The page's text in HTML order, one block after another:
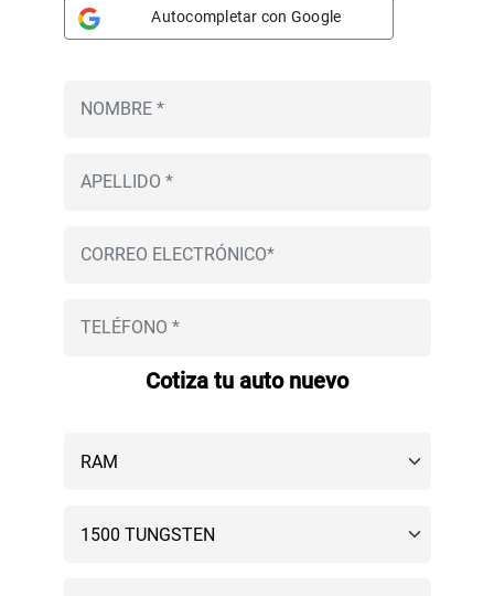
Autocompletar con Google
Cotiza tu auto nuevo